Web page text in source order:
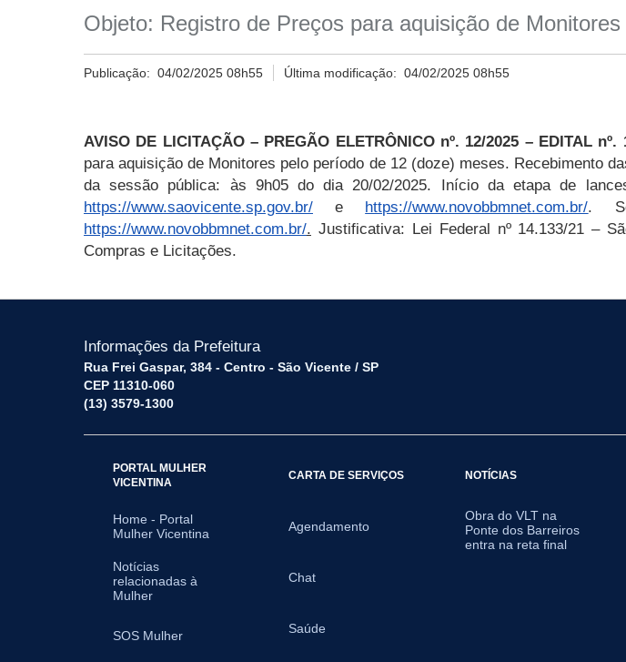
Objeto: Registro de Preços para aquisição de
Publicação: 04/02/2025 08h55 Última modificação:04/02/2025 08h55
AVISO DE LICITAÇÃO – PREGÃO ELETRÔNICO nº. 12/2025 – EDITAL nº.
para aquisição de Monitores pelo período de 12 (doze) meses. Recebimento
da sessão pública: às 9h05do dia20/02/2025. Início da etapa de
https://www.saovicente.sp.gov.br/ e https://www.novobbmnet.com.br/.
https://www.novobbmnet.com.br/. Justificativa: Lei Federal nº 14.133/21 –
Compras e Licitações.
Informações da Prefeitura
Rua Frei Gaspar, 384 - Centro - São Vicente / SP
CEP 11310-060
(13) 3579-1300
PORTAL MULHER
VICENTINA
Home - Portal
Mulher Vicentina
Notícias
relacionadas à
Mulher
SOS Mulher
CARTA DE SERVIÇOS
Agendamento
Chat
Saúde
NOTÍCIAS
Obra do VLT na
Ponte dos Barreiros
entra na reta final